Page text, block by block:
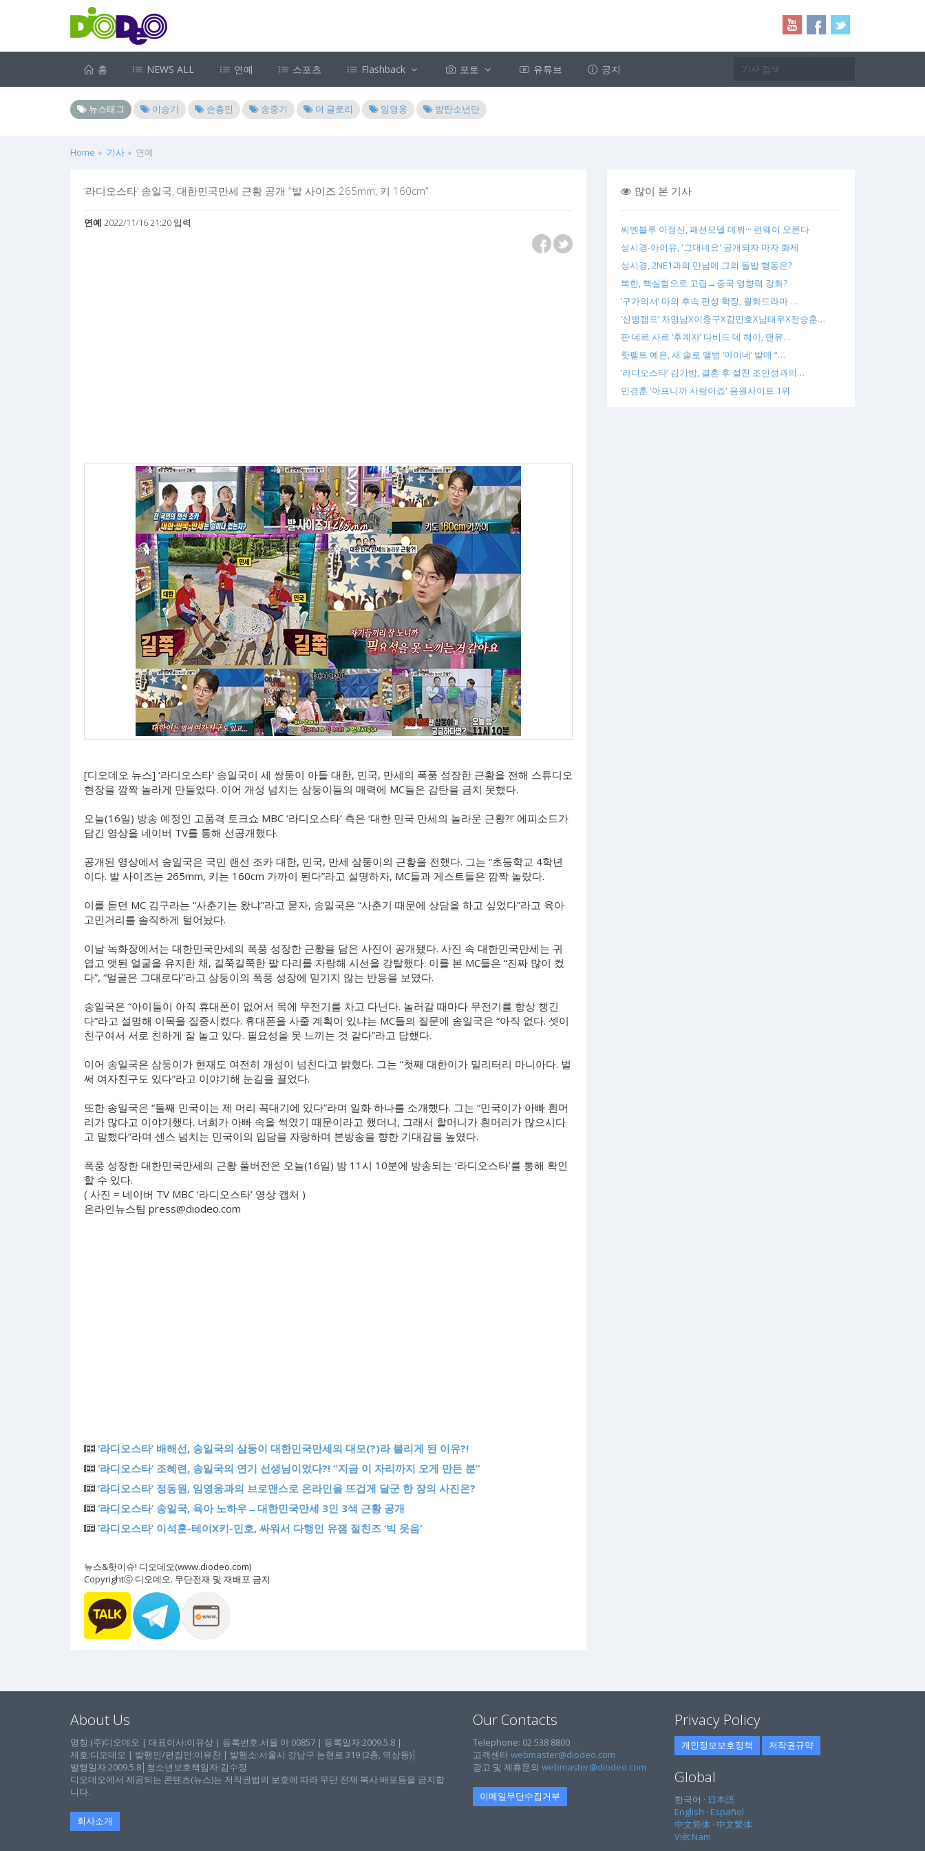
홈 NEWS ALL 연예 스포츠 Flashback 포토 유튜브 공지
뉴스태그 이승기 손흥민 송중기 더 글로리 임영웅 방탄소년단
Home 기사 연예
‘라디오스타’ 송일국, 대한민국만세 근황 공개 “발 사이즈 265mm, 키 160cm”
연예 2022/11/16 21:20 입력
[디오데오 뉴스] ‘라디오스타’ 송일국이 세 쌍둥이 아들 대한, 민국, 만세의 폭풍 성장한 근황을 전해 스튜디오
현장을 깜짝 놀라게 만들었다. 이어 개성 넘치는 삼둥이들의 매력에 MC들은 감탄을 금치 못했다.
오늘(16일) 방송 예정인 고품격 토크쇼 MBC ‘라디오스타’ 측은 ‘대한 민국 만세의 놀라운 근황?!’ 에피소드가
담긴 영상을 네이버 TV를 통해 선공개했다.
공개된 영상에서 송일국은 국민 랜선 조카 대한, 민국, 만세 삼둥이의 근황을 전했다. 그는 “초등학교 4학년
이다. 발 사이즈는 265mm, 키는 160cm 가까이 된다”라고 설명하자, MC들과 게스트들은 깜짝 놀랐다.
이를 듣던 MC 김구라는 “사춘기는 왔냐”라고 묻자, 송일국은 “사춘기 때문에 상담을 하고 싶었다”라고 육아
고민거리를 솔직하게 털어놨다.
이날 녹화장에서는 대한민국만세의 폭풍 성장한 근황을 담은 사진이 공개됐다. 사진 속 대한민국만세는 귀
엽고 앳된 얼굴을 유지한 채, 길쭉길쭉한 팔 다리를 자랑해 시선을 강탈했다. 이를 본 MC들은 “진짜 많이 컸
다”, “얼굴은 그대로다”라고 삼둥이의 폭풍 성장에 믿기지 않는 반응을 보였다.
송일국은 “아이들이 아직 휴대폰이 없어서 목에 무전기를 차고 다닌다. 놀러갈 때마다 무전기를 항상 챙긴
다”라고 설명해 이목을 집중시켰다. 휴대폰을 사줄 계획이 있냐는 MC들의 질문에 송일국은 “아직 없다. 셋이
친구여서 서로 친하게 잘 놀고 있다. 필요성을 못 느끼는 것 같다”라고 답했다.
이어 송일국은 삼둥이가 현재도 여전히 개성이 넘친다고 밝혔다. 그는 “첫째 대한이가 밀리터리 마니아다. 벌
써 여자친구도 있다”라고 이야기해 눈길을 끌었다.
또한 송일국은 “둘째 민국이는 제 머리 꼭대기에 있다”라며 일화 하나를 소개했다. 그는 “민국이가 아빠 흰머
리가 많다고 이야기했다. 너희가 아빠 속을 썩였기 때문이라고 했더니, 그래서 할머니가 흰머리가 많으시다
고 말했다”라며 센스 넘치는 민국이의 입담을 자랑하며 본방송을 향한 기대감을 높였다.
폭풍 성장한 대한민국만세의 근황 풀버전은 오늘(16일) 밤 11시 10분에 방송되는 ‘라디오스타’를 통해 확인
할 수 있다.
( 사진 = 네이버 TV MBC ‘라디오스타’ 영상 캡처 )
온라인뉴스팀 press@diodeo.com
‘라디오스타’ 배해선, 송일국의 삼둥이 대한민국만세의 대모(?)라 불리게 된 이유?!
‘라디오스타’ 조혜련, 송일국의 연기 선생님이었다?! “지금 이 자리까지 오게 만든 분”
‘라디오스타’ 정동원, 임영웅과의 브로맨스로 온라인을 뜨겁게 달군 한 장의 사진은?
‘라디오스타’ 송일국, 육아 노하우→대한민국만세 3인 3색 근황 공개
‘라디오스타’ 이석훈-테이X키-민호, 싸워서 다행인 유잼 절친즈 ‘빅 웃음’
뉴스&핫이슈! 디오데오(www.diodeo.com)
Copyrightⓒ 디오데오. 무단전재 및 재배포 금지
많이 본 기사
씨엔블루 이정신, 패션모델 데뷔··· 런웨이 오른다
성시경-아이유, '그대네요' 공개되자 마자 화제
성시경, 2NE1과의 만남에 그의 돌발 행동은?
북한, 핵실험으로 고립→중국 영향력 강화?
‘구가의서’ 마의 후속 편성 확정, 월화드라마 …
‘신병캠프’ 차영남X이충구X김민호X남태우X전승훈…
판 데르 사르 ‘후계자’ 다비드 데 헤아, 맨유…
핫펠트 예은, 새 솔로 앨범 ‘마이네’ 발매 “…
‘라디오스타’ 김기방, 결혼 후 절친 조인성과의…
민경훈 '아프니까 사랑이죠' 음원사이트 1위
About Us
명칭:(주)디오데오 | 대표이사:이유상 | 등록번호:서울 아 00857 | 등록일자:2009.5.8 |
제호:디오데오 | 발행인/편집인:이유찬 | 발행소:서울시 강남구 논현로 319 (2층, 역삼동)│
발행일자:2009.5.8│청소년보호책임자:김수정
디오데오에서 제공되는 콘텐츠(뉴스)는 저작권법의 보호에 따라 무단 전재 복사 배포등을 금지합
니다.
회사소개
Our Contacts
Telephone: 02 538 8800
고객센터 webmaster@diodeo.com
광고 및 제휴문의 webmaster@diodeo.com
이메일무단수집거부
Privacy Policy
개인정보보호정책 저작권규약
Global
한국어 · 日本語
English · Español
中文简体 · 中文繁体
Việt Nam